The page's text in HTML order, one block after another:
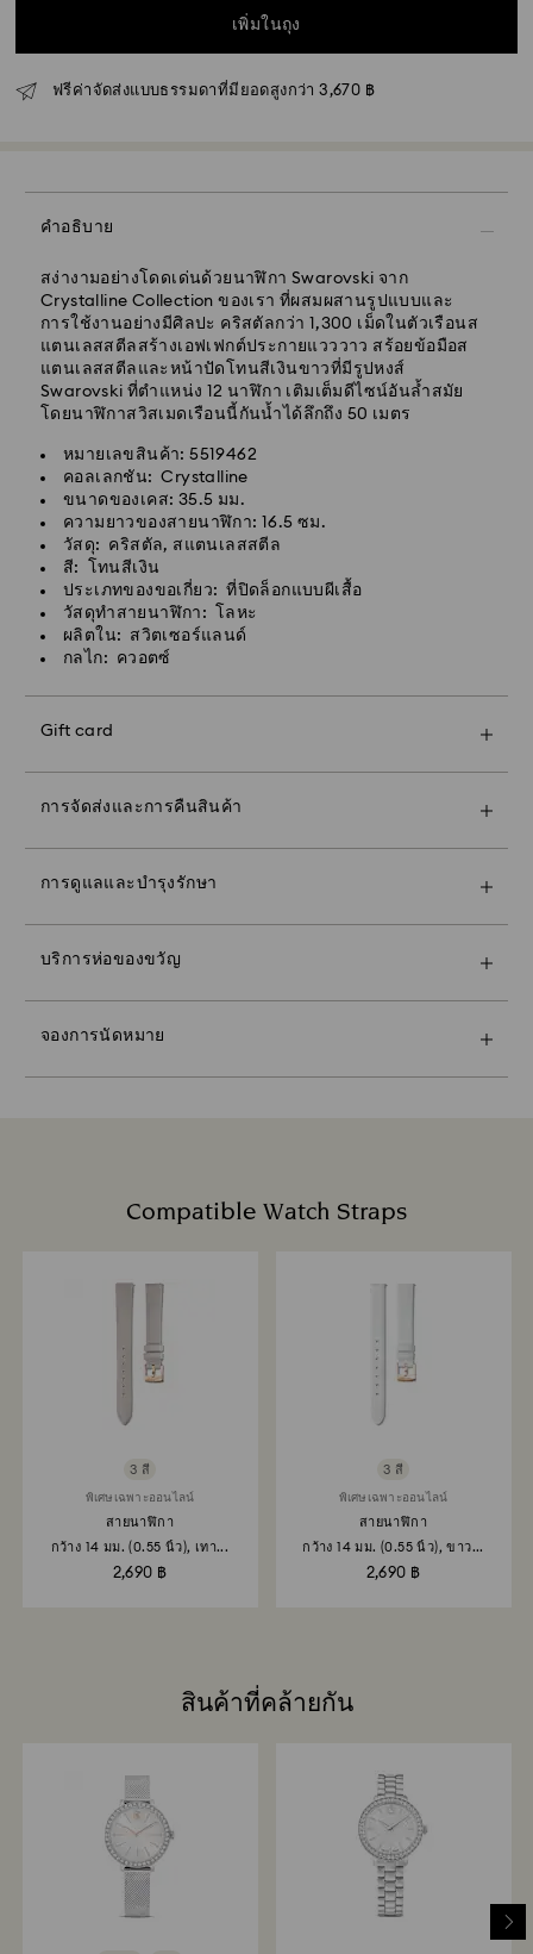
เพิ่มในถุง
ฟรีค่าจัดส่งแบบธรรมดาที่มียอดสูงกว่า 3,670 ฿
คำอธิบาย
สง่างามอย่างโดดเด่นด้วยนาฬิกา Swarovski จาก
Crystalline Collection ของเรา ที่ผสมผสานรูปแบบและ
การใช้งานอย่างมีศิลปะ คริสตัลกว่า 1,300 เม็ดในตัวเรือนส
แตนเลสสตีลสร้างเอฟเฟกต์ประกายแวววาว สร้อยข้อมือส
แตนเลสสตีลและหน้าปัดโทนสีเงินขาวที่มีรูปหงส์
Swarovski ที่ตำแหน่ง 12 นาฬิกา เติมเต็มดีไซน์อันล้ำสมัย
โดยนาฬิกาสวิสเมดเรือนนี้กันน้ำได้ลึกถึง 50 เมตร
หมายเลขสินค้า: 5519462
คอลเลกชัน: Crystalline
ขนาดของเคส: 35.5 มม.
ความยาวของสายนาฬิกา: 16.5 ซม.
วัสดุ: คริสตัล, สแตนเลสสตีล
สี: โทนสีเงิน
ประเภทของขอเกี่ยว: ที่ปิดล็อกแบบผีเสื้อ
วัสดุทำสายนาฬิกา: โลหะ
ผลิตใน: สวิตเซอร์แลนด์
กลไก: ควอตซ์
Gift card
การจัดส่งและการคืนสินค้า
การจัดส่งแบบมาตรฐาน - Janio
คำสั่งซื้อที่ทำในวันจันทร์ถึงศุกร์ก่อนเวลา 07:00 น. (เวลา
ประเทศไทย) จะได้รับการดำเนินการและจัดส่งในวัน
ทำการถัดไป
คำสั่งซื้อที่ทำในวันหยุดสุดสัปดาห์และวันหยุดนักขัตฤกษ์จะ
ได้รับการดำเนินการและจัดส่งในอีกสองวันทำการถัดไป
ค่าจัดส่งแบบมาตรฐาน: 150 บาท
จัดส่งฟรีเมื่อสั่งซื้อเกิน: 3,670 บาท
กรุงเทพฯ: 2-3 วันทำการหลังจากดำเนินการและจัดส่ง
คำสั่งซื้อที่ทำในวันจันทร์ถึงศุกร์ก่อนเวลา 12:00 น. (เวลา
ประเทศไทย) จะได้รับการดำเนินการและจัดส่งในวัน
ทำการเดียวกัน
กรุงเทพฯ: 1-2 วันทำการหลังจากดำเนินการและจัดส่ง
พื้นที่นอกเขตเมือง: 2-3 วันทำการหลังจากดำเนินการและ
จัดส่งตรงเวลาโดยปกติ อย่างไรก็ตาม การจัดส่งอาจล่าช้า
การดูแลและบำรุงรักษา
บริการห่อของขวัญ
ทำให้ของขวัญของคุณพิเศษยิ่งกว่าเดิมด้วยถุงแบรนด์
พรีเมียมและริบบิ้นห่อของขวัญสีสันสวยงาม คุณยังสามารถ
หลังจากที่เลือกตัวเลือกของขวัญแล้ว สินค้าทุกรายการของ
วัสดุห่อของขวัญของเราได้รับการคัดเลือกโดยคำนึงถึงโลก
จองการนัดหมาย
จองการนัดหมายโดยติดต่อร้าน Swarovski ในพื้นที่ของคุณ
ชันที่เฉิดฉายของเราจะทำให้คุณเปล่งประกายได้อย่างไร,
สมบูรณ์แบบด้วยความช่วยเหลือจากผู้เชี่ยวชาญด้าน
จำกัดการนัดหมายและมีให้บริการในร้านค้าบางแห่ง
Compatible Watch Straps
3 สี
พิเศษเฉพาะออนไลน์
สายนาฬิกา
กว้าง 14 มม. (0.55 นิ้ว), เทา...
2,690 ฿
3 สี
พิเศษเฉพาะออนไลน์
สายนาฬิกา
กว้าง 14 มม. (0.55 นิ้ว), ขาว...
2,690 ฿
สินค้าที่คล้ายกัน